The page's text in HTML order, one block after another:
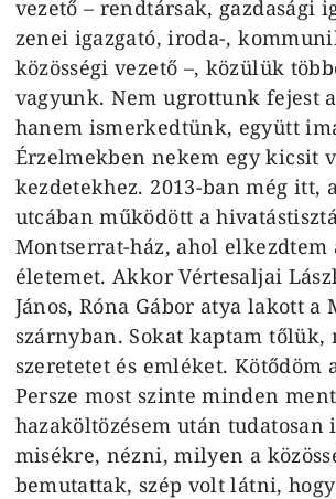
vezető – rendtársak, gazdasági
zenei igazgató, iroda-,
közösségi vezető –, közülük
vagyunk. Nem ugrottunk fejest
hanem ismerkedtünk, együtt
Érzelmekben nekem egy kicsit
kezdetekhez. 2013-ban még itt,
utcában működött a
Montserrat-ház, ahol elkezdtem
életemet. Akkor Vértesaljai
János, Róna Gábor atya lakott a
szárnyban. Sokat kaptam tőlük,
szeretetet és emléket. Kötődöm
Persze most szinte minden
hazaköltözésem után tudatosan
misékre, nézni, milyen a
bemutattak, szép volt látni,